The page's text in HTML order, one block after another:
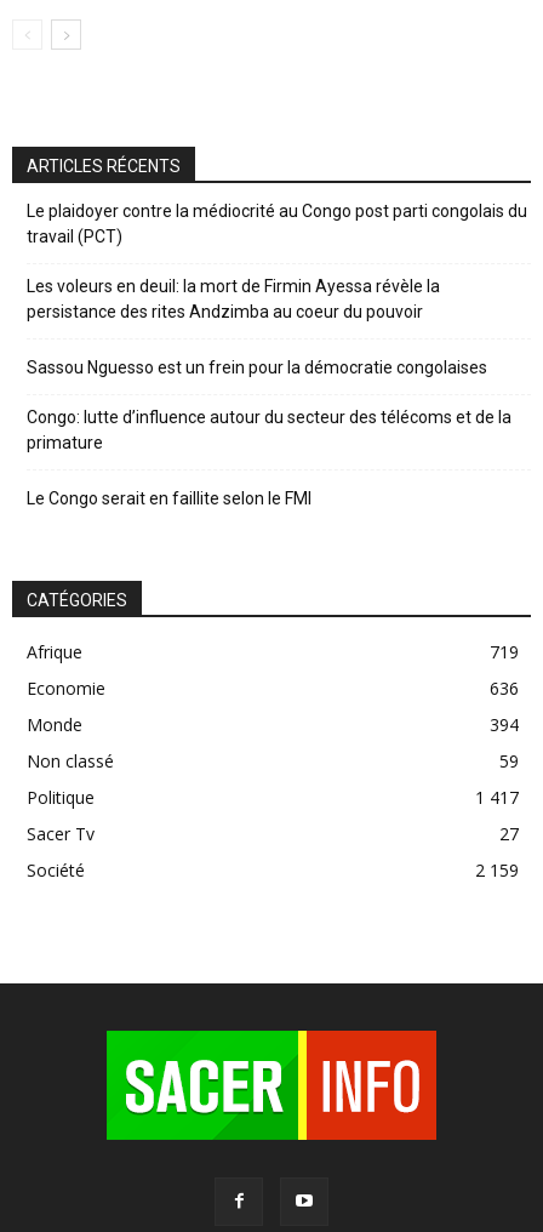
ARTICLES RÉCENTS
Le plaidoyer contre la médiocrité au Congo post parti congolais du
travail (PCT)
Les voleurs en deuil: la mort de Firmin Ayessa révèle la
persistance des rites Andzimba au coeur du pouvoir
Sassou Nguesso est un frein pour la démocratie congolaises
Congo: lutte d’influence autour du secteur des télécoms et de la
primature
Le Congo serait en faillite selon le FMI
CATÉGORIES
Afrique
719
Economie
636
Monde
394
Non classé
59
Politique
1 417
Sacer Tv
27
Société
2 159